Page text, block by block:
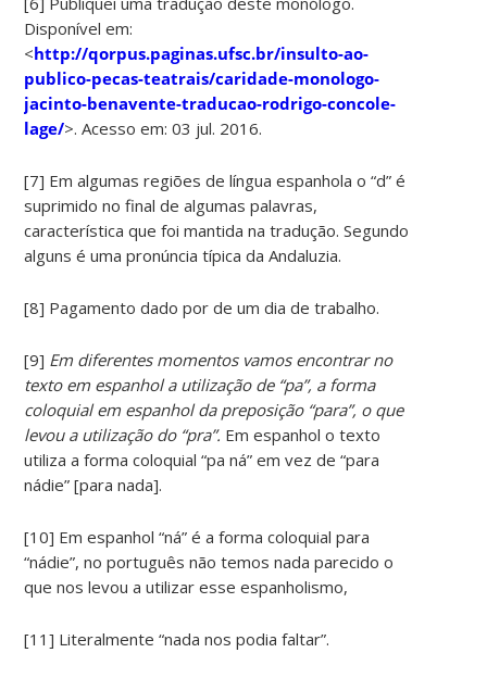
Disponível em:
<http://qorpus.paginas.ufsc.br/insulto-ao-
publico-pecas-teatrais/caridade-monologo-
jacinto-benavente-traducao-rodrigo-concole-
lage/>. Acesso em: 03 jul. 2016.
[7] Em algumas regiões de língua espanhola o “d” é
suprimido no final de algumas palavras,
característica que foi mantida na tradução. Segundo
alguns é uma pronúncia típica da Andaluzia.
[8] Pagamento dado por de um dia de trabalho.
[9] Em diferentes momentos vamos encontrar no
texto em espanhol a utilização de “pa”, a forma
coloquial em espanhol da preposição “para”, o que
levou a utilização do “pra”. Em espanhol o texto
utiliza a forma coloquial “pa ná” em vez de “para
nádie” [para nada].
[10] Em espanhol “ná” é a forma coloquial para
“nádie”, no português não temos nada parecido o
que nos levou a utilizar esse espanholismo,
[11] Literalmente “nada nos podia faltar”.